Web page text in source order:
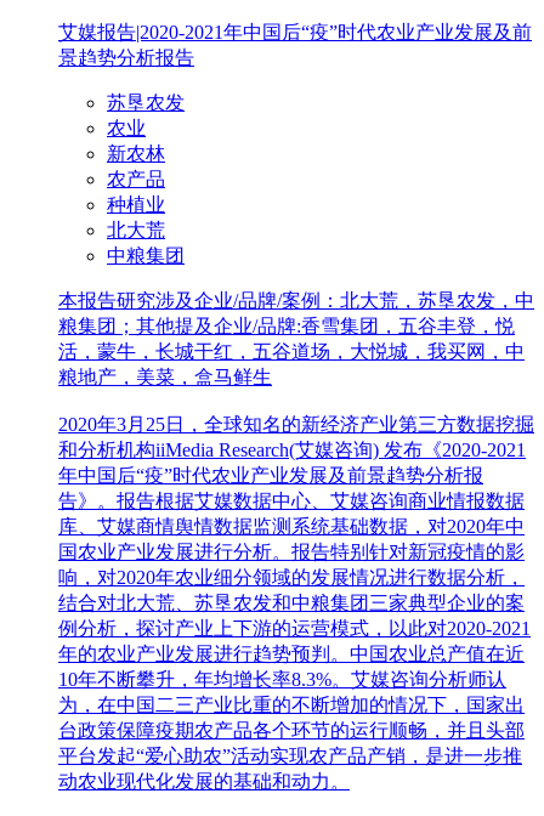
艾媒报告|2020-2021年中国后“疫”时代农业产业发展及前
景趋势分析报告
苏垦农发
农业
新农林
农产品
种植业
北大荒
中粮集团
本报告研究涉及企业/品牌/案例：北大荒，苏垦农发，中
粮集团；其他提及企业/品牌:香雪集团，五谷丰登，悦
活，蒙牛，长城干红，五谷道场，大悦城，我买网，中
粮地产，美菜，盒马鲜生
2020年3月25日，全球知名的新经济产业第三方数据挖掘
和分析机构iiMedia Research(艾媒咨询) 发布《2020-2021
年中国后“疫”时代农业产业发展及前景趋势分析报
告》。报告根据艾媒数据中心、艾媒咨询商业情报数据
库、艾媒商情舆情数据监测系统基础数据，对2020年中
国农业产业发展进行分析。报告特别针对新冠疫情的影
响，对2020年农业细分领域的发展情况进行数据分析，
结合对北大荒、苏垦农发和中粮集团三家典型企业的案
例分析，探讨产业上下游的运营模式，以此对2020-2021
年的农业产业发展进行趋势预判。中国农业总产值在近
10年不断攀升，年均增长率8.3%。艾媒咨询分析师认
为，在中国二三产业比重的不断增加的情况下，国家出
台政策保障疫期农产品各个环节的运行顺畅，并且头部
平台发起“爱心助农”活动实现农产品产销，是进一步推
动农业现代化发展的基础和动力。